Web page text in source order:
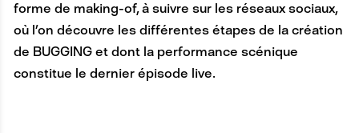
forme de making-of, à suivre sur les réseaux sociaux,
où l’on découvre les différentes étapes de la création
de BUGGING et dont la performance scénique
constitue le dernier épisode live.